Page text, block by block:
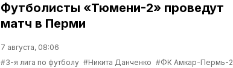
Футболисты «Тюмени-2» проведут
матч в Перми
7 августа, 08:06
#3-я лига по футболу #Никита Данченко #ФК Амкар-Пермь-2